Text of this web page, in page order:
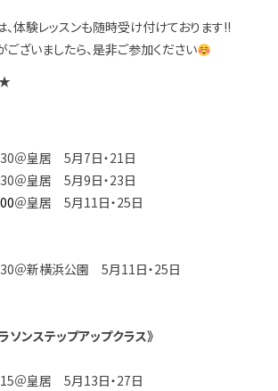
、体験レッスンも随時受け付けております!!
ございましたら、是非ご参加ください
＠皇居 5月7日・21日
＠皇居 5月9日・23日
＠皇居 5月11日・25日
＠新横浜公園 5月11日・25日
ソンステップアップクラス》
＠皇居 5月13日・27日